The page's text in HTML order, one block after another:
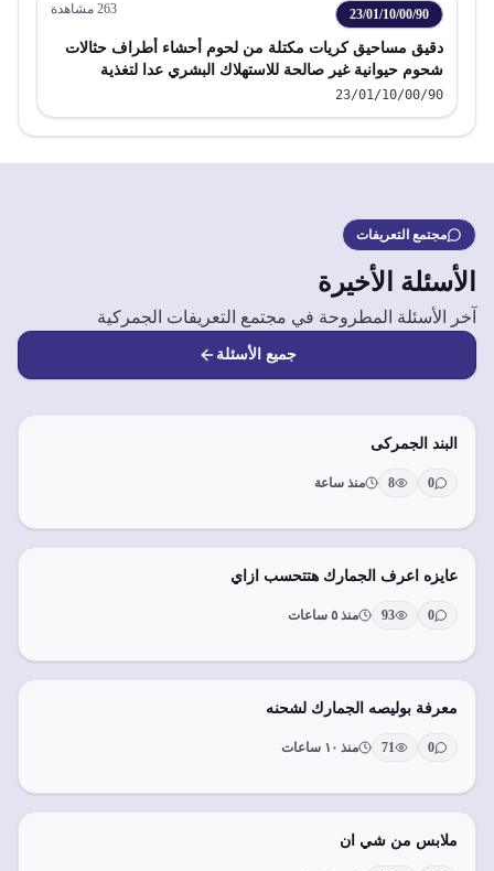
23/01/10/00/90
263 مشاهدة
دقيق مساحيق كريات مكتلة من لحوم أحشاء أطراف حثالات
شحوم حيوانية غير صالحة للاستهلاك البشري عدا لتغذية
الأسماك الدواجن
23/01/10/00/90
مجتمع التعريفات
الأسئلة الأخيرة
آخر الأسئلة المطروحة في مجتمع التعريفات الجمركية
جميع الأسئلة
البند الجمركى
0
8 منذ ساعة
عايزه اعرف الجمارك هتتحسب ازاي
0
93 منذ ٥ ساعات
معرفة بوليصه الجمارك لشحنه
0
71 منذ ١٠ ساعات
ملابس من شي ان